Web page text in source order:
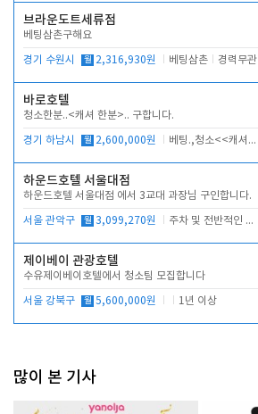
브라운도트세류점
베팅삼촌구해요
경기 수원시 월 2,316,930원 베팅삼촌 경력무관
바로호텔
청소한분..<캐셔 한분>.. 구합니다.
경기 하남시 월 2,600,000원 베팅.,청소<<캐셔 모셔봅니다.
하운드호텔 서울대점
하운드호텔 서울대점 에서 3교대 과장님 구인합니다.
서울 관악구 월 3,099,270원 주차 및 전반적인 당번업무
제이베이 관광호텔
수유제이베이호텔에서 청소팀 모집합니다
서울 강북구 월 5,600,000원 1년 이상
많이 본 기사